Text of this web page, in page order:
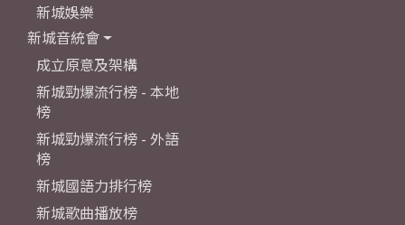
新城娛樂
新城音統會
成立原意及架構
新城勁爆流行榜 - 本地
榜
新城勁爆流行榜 - 外語
榜
新城國語力排行榜
新城歌曲播放榜